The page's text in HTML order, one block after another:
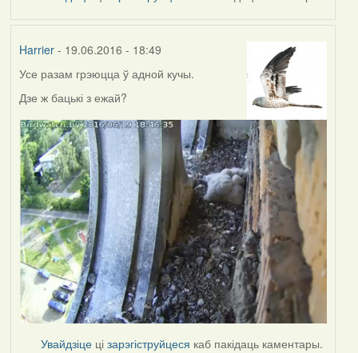
Harrier- 19.06.2016 - 18:49
Усе разам грэюцца ў адной кучы.
Дзе ж бацькі з ежай?
Увайдзіце цізарэгіструйцеся каб пакідаць каментары.